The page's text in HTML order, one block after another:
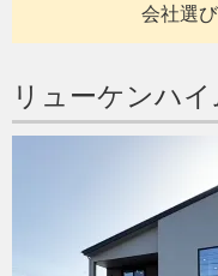
会社選
リューケンハ